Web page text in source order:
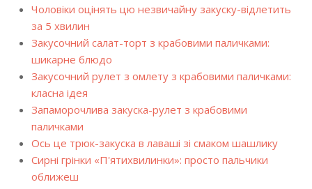
Чоловіки оцінять цю незвичайну закуску-відлетить
за 5 хвилин
Закусочний салат-торт з крабовими паличками:
шикарне блюдо
Закусочний рулет з омлету з крабовими паличками:
класна ідея
Запаморочлива закуска-рулет з крабовими
паличками
Ось це трюк-закуска в лаваші зі смаком шашлику
Сирні грінки «П'ятихвилинки»: просто пальчики
оближеш